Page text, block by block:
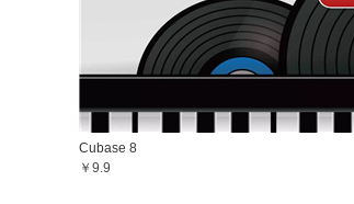
Cubase 8
￥9.9